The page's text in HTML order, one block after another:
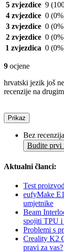
5 zvjezdice 9
4 zvjezdice 0
3 zvjezdice 0
2 zvjezdice 0
1 zvjezdica 0
9 ocjene
hrvatski jezik još
recenzije na
Prikaz
Bez
Budite prvi
Aktualni članci:
Test
eufyMake
umjetnike
Beam
spojiti TPU
Problemi s
Creality K2
pravi za vas?